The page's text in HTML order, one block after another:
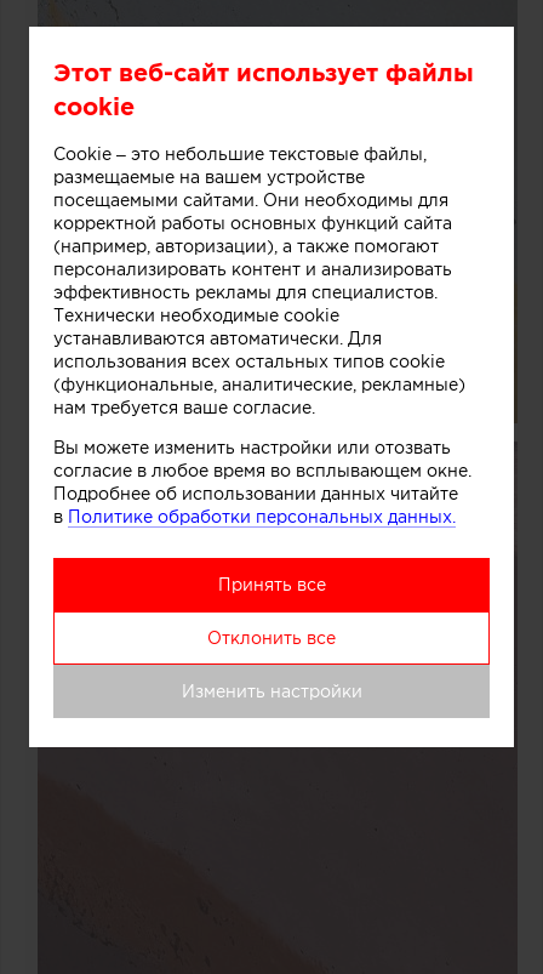
Этот веб-сайт использует файлы
cookie
Cookie – это небольшие текстовые файлы,
размещаемые на вашем устройстве
посещаемыми сайтами. Они необходимы для
корректной работы основных функций сайта
(например, авторизации), а также помогают
персонализировать контент и анализировать
эффективность рекламы для специалистов.
Технически необходимые cookie
устанавливаются автоматически. Для
использования всех остальных типов cookie
(функциональные, аналитические, рекламные)
нам требуется ваше согласие.
Вы можете изменить настройки или отозвать
согласие в любое время во всплывающем окне.
Подробнее об использовании данных читайте
в Политике обработки персональных данных.
Принять все
Отклонить все
Изменить настройки